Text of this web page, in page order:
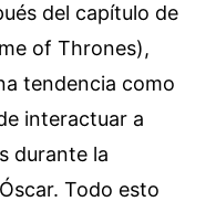
del capítulo de
of Thrones),
tendencia como
interactuar a
durante la
Todo esto